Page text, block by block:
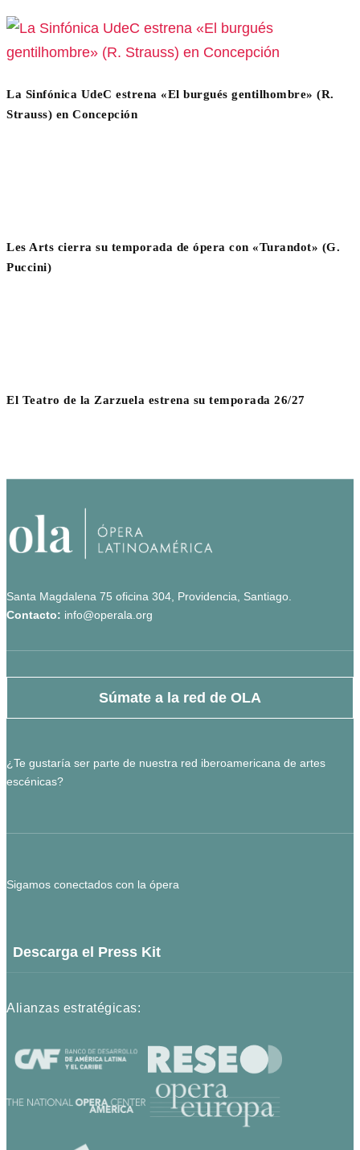
La Sinfónica UdeC estrena «El burgués gentilhombre» (R.
Strauss) en Concepción
Les Arts cierra su temporada de ópera con «Turandot» (G.
Puccini)
El Teatro de la Zarzuela estrena su temporada 26/27
Santa Magdalena 75 oficina 304, Providencia, Santiago.
Contacto: info@operala.org
Súmate a la red de OLA
¿Te gustaría ser parte de nuestra red iberoamericana de artes
escénicas?
Sigamos conectados con la ópera
Descarga el Press Kit
Alianzas estratégicas: